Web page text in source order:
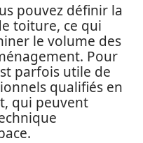
pouvez définir la
toiture, ce qui
le volume des
Pour
parfois utile de
qualifiés en
qui peuvent